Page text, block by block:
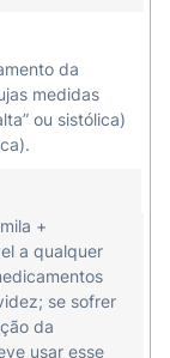
da
medidas
ou sistólica)
+
a qualquer
se sofrer
da
usar esse